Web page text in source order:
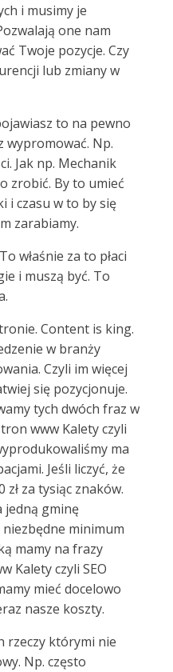
i musimy je
one nam
Twoje pozycje. Czy
lub zmiany w
to na pewno
wypromować. Np.
Jak np. Mechanik
zrobić. By to umieć
i czasu w to by się
zarabiamy.
właśnie za to płaci
i muszą być. To
Content is king.
w branży
Czyli im więcej
się pozycjonuje.
tych dwóch fraz w
www Kalety czyli
ma
Jeśli liczyć, że
za tysiąc znaków.
jedną gminę
niezbędne minimum
mamy na frazy
Kalety czyli SEO
mieć docelowo
nasze koszty.
rzeczy którymi nie
Np. często